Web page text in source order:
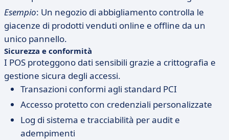
Esempio: Un negozio di abbigliamento controlla le
giacenze di prodotti venduti online e offline da un
unico pannello.
Sicurezza e conformità
I POS proteggono dati sensibili grazie a crittografia e
gestione sicura degli accessi.
Transazioni conformi agli standard PCI
Accesso protetto con credenziali personalizzate
Log di sistema e tracciabilità per audit e
adempimenti